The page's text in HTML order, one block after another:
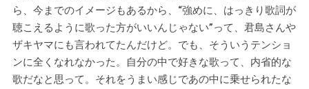
ら、今までのイメージもあるから、“強めに、はっきり歌詞が
聴こえるように歌った方がいいんじゃない”って、君島さんや
ザキヤマにも言われてたんだけど。でも、そういうテンショ
ンに全くなれなかった。自分の中で好きな歌って、内省的な
歌だなと思って。それをうまい感じであの中に乗せられたな